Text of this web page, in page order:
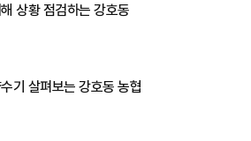
상황 점검하는 강호동
기 살펴보는 강호동 농협